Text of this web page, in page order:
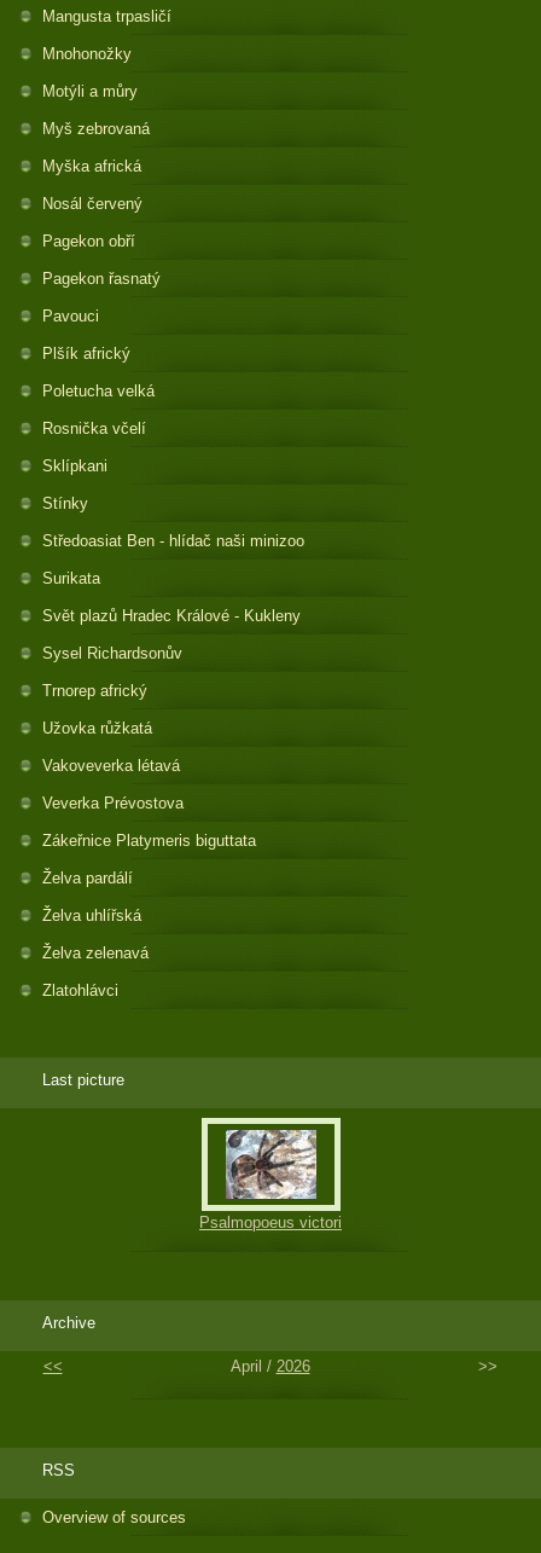
Mangusta trpasličí
Mnohonožky
Motýli a můry
Myš zebrovaná
Myška africká
Nosál červený
Pagekon obří
Pagekon řasnatý
Pavouci
Plšík africký
Poletucha velká
Rosnička včelí
Sklípkani
Stínky
Středoasiat Ben - hlídač naši minizoo
Surikata
Svět plazů Hradec Králové - Kukleny
Sysel Richardsonův
Trnorep africký
Užovka růžkatá
Vakoveverka létavá
Veverka Prévostova
Zákeřnice Platymeris biguttata
Želva pardálí
Želva uhlířská
Želva zelenavá
Zlatohlávci
Last picture
Psalmopoeus victori
Archive
<< April / 2026 >>
RSS
Overview of sources